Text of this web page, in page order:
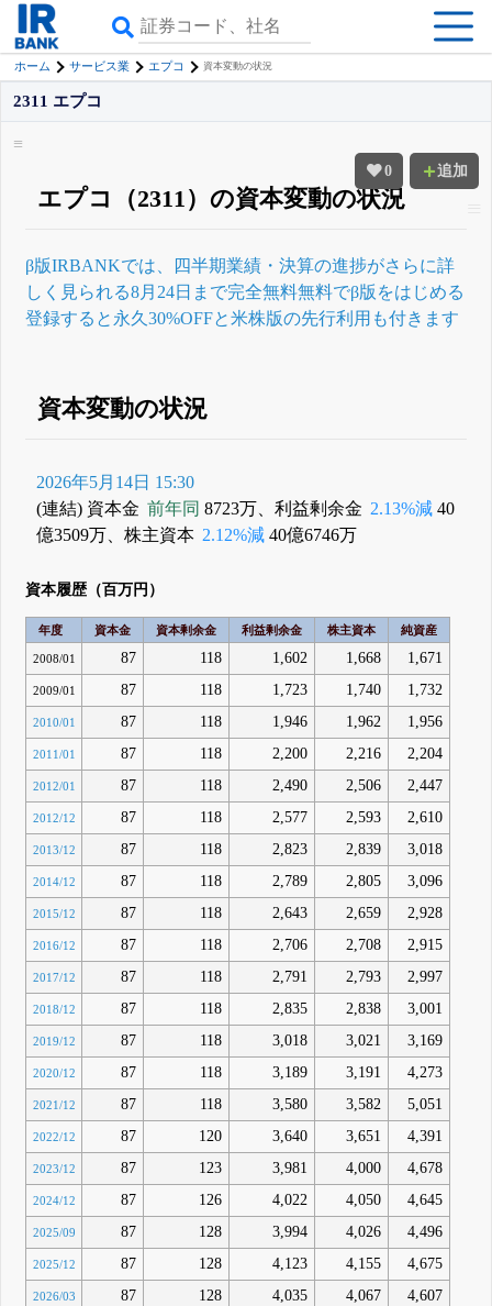
ホーム サービス業 エプコ 資本変動の状況
0 追加
2311 エプコ
エプコ（2311）の資本変動の状況
β版IRBANKでは、 四半期業績・決算の進捗がさらに詳
しく見られる8月24日まで完全無料無料でβ版をはじめる
登録すると永久30%OFFと米株版の先行利用も付きます
資本変動の状況
2026年5月14日 15:30
(連結) 資本金 前年同 8723万、利益剰余金 2.13%減 40
億3509万、株主資本 2.12%減 40億6746万
資本履歴（百万円）
年度 資本金 資本剰余金 利益剰余金 株主資本 純資産
2008/01 87 118 1,602 1,668 1,671
2009/01 87 118 1,723 1,740 1,732
2010/01 87 118 1,946 1,962 1,956
2011/01 87 118 2,200 2,216 2,204
2012/01 87 118 2,490 2,506 2,447
2012/12 87 118 2,577 2,593 2,610
2013/12 87 118 2,823 2,839 3,018
2014/12 87 118 2,789 2,805 3,096
2015/12 87 118 2,643 2,659 2,928
2016/12 87 118 2,706 2,708 2,915
2017/12 87 118 2,791 2,793 2,997
2018/12 87 118 2,835 2,838 3,001
2019/12 87 118 3,018 3,021 3,169
2020/12 87 118 3,189 3,191 4,273
2021/12 87 118 3,580 3,582 5,051
2022/12 87 120 3,640 3,651 4,391
2023/12 87 123 3,981 4,000 4,678
2024/12 87 126 4,022 4,050 4,645
2025/09 87 128 3,994 4,026 4,496
2025/12 87 128 4,123 4,155 4,675
2026/03 87 128 4,035 4,067 4,607